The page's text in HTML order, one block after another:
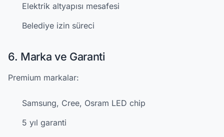
Elektrik altyapısı mesafesi
Belediye izin süreci
6. Marka ve Garanti
Premium markalar:
Samsung, Cree, Osram LED chip
5 yıl garanti